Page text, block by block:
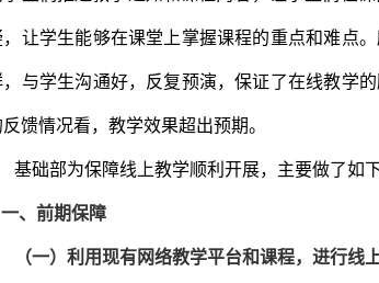
，让学生能够在课堂上掌握课程的重点和难点
，与学生沟通好，反复预演，保证了在线教学
馈情况看，教学效果超出预期。
基础部为保障线上教学顺利开展，主要做了如下
一、前期保障
（一）利用现有网络教学平台和课程，进行线